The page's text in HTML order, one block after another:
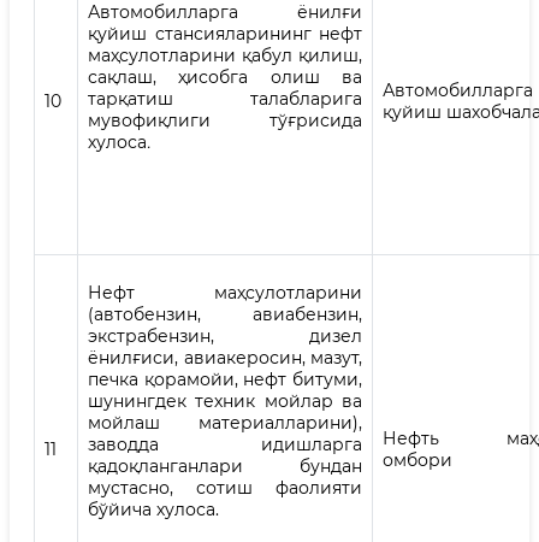
10
Автомобилларга ёнилғи
қуйиш стансияларининг нефт
маҳсулотларини қабул қилиш,
сақлаш, ҳисобга олиш ва
тарқатиш талабларига
мувофиқлиги тўғрисида
хулоса.
қуйиш
11
Нефт маҳсулотларини
(автобензин, авиабензин,
экстрабензин, дизел
ёнилғиси, авиакеросин, мазут,
печка қорамойи, нефт битуми,
шунингдек техник мойлар ва
мойлаш материалларини),
заводда идишларга
қадоқланганлари бундан
мустасно, сотиш фаолияти
бўйича хулоса.
Нефть
омбори